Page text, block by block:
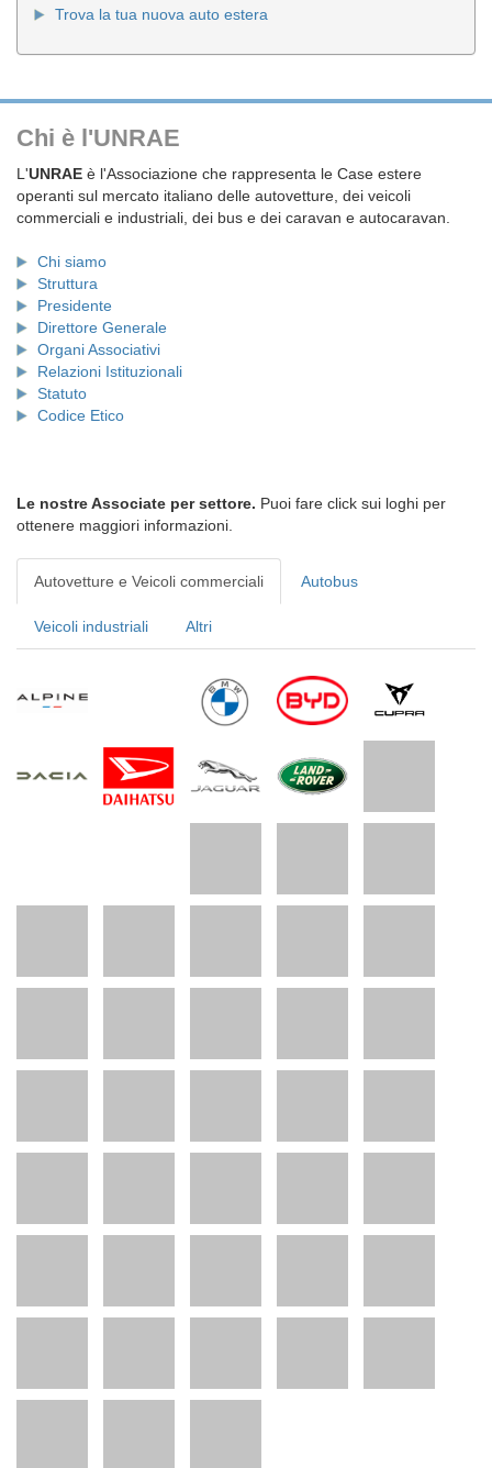
Trova la tua nuova auto estera
Chi è l'UNRAE
L'UNRAE è l'Associazione che rappresenta le Case estere
operanti sul mercato italiano delle autovetture, dei veicoli
commerciali e industriali, dei bus e dei caravan e autocaravan.
Chi siamo
Struttura
Presidente
Direttore Generale
Organi Associativi
Relazioni Istituzionali
Statuto
Codice Etico
Le nostre Associate per settore. Puoi fare click sui loghi per
ottenere maggiori informazioni.
Autovetture e Veicoli commerciali Autobus
Veicoli industriali Altri